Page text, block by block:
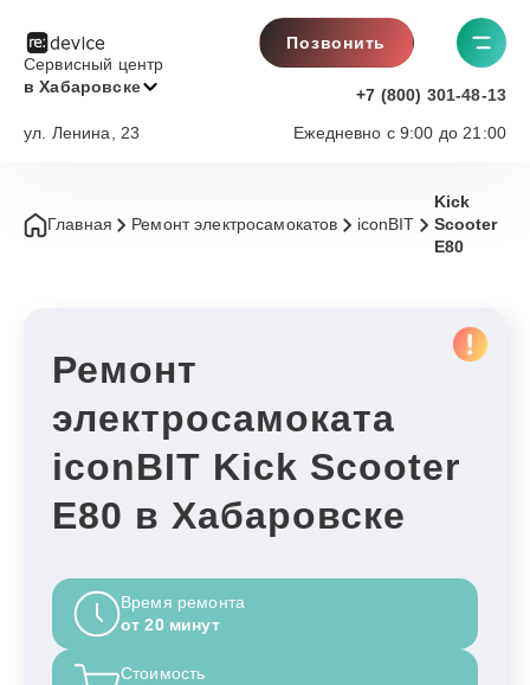
Сервисный центр
в Хабаровске
Позвонить
+7 (800) 301-48-13
Ежедневно с 9:00 до 21:00
ул. Ленина, 23
Главная Ремонт электросамокатов iconBIT
Kick
Scooter
E80
Ремонт
электросамоката
iconBIT Kick Scooter
E80 в Хабаровске
Время ремонта
от 20 минут
Стоимость